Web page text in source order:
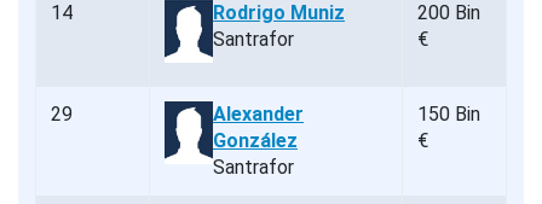
14
Rodrigo Muniz
Santrafor
200 Bin
€
29
Alexander
González
Santrafor
150 Bin
€